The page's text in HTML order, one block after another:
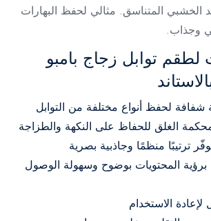
الخشبي المتناسق. مثالي لحفظ البهارات
وجذاب.
لطقم توابل زجاج بامبو
محكمة الغلق للحفاظ على النكهة والطزاجة
ترتيبًا منظمًا وجاذبية بصرية
المحتويات بوضوح وسهولة الوصول
الاستخدام